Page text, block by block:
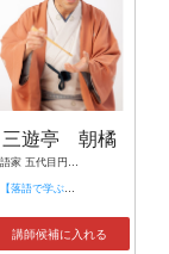
三遊亭 朝橘
落語家 五代目円楽一門会所属・真打
【落語で学ぶ多様性】
講師候補に入れる